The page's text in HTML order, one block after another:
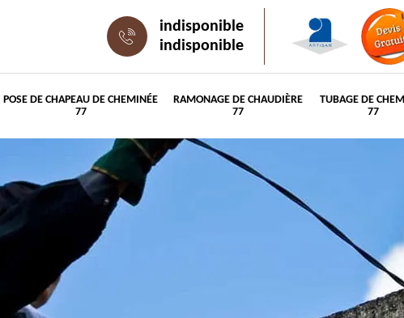
indisponible
indisponible
POSE DE CHAPEAU DE CHEMINÉE
77
RAMONAGE DE CHAUDIÈRE
77
TUBAGE DE
77